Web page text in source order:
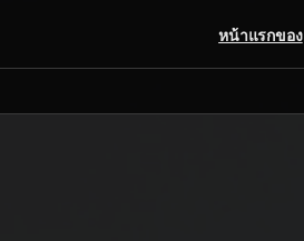
หน้าแรกของ